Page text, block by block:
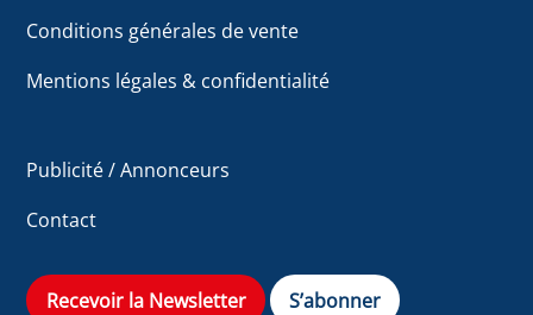
Conditions générales de vente
Mentions légales & confidentialité
Publicité / Annonceurs
Contact
Recevoir la Newsletter S’abonner